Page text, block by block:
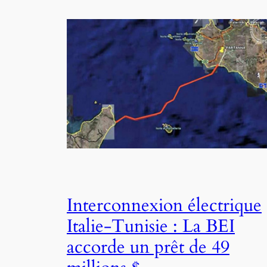
Interconnexion électrique
Italie-Tunisie : La BEI
accorde un prêt de 49